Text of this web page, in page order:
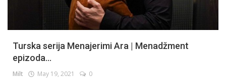
Turska serija Menajerimi Ara | Menadžment
epizoda...
Milt May 19, 2021 0